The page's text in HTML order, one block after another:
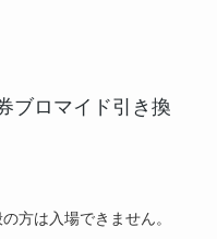
ブロマイド引き換
方は入場できません。